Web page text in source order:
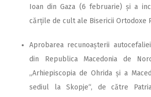
Ioan din Gaza (6 februarie) și a
cărțile de cult ale Bisericii Ortodoxe
Aprobarea recunoașterii
din Republica Macedonia de
„Arhiepiscopia de Ohrida și a
sediul la Skopje“, de către